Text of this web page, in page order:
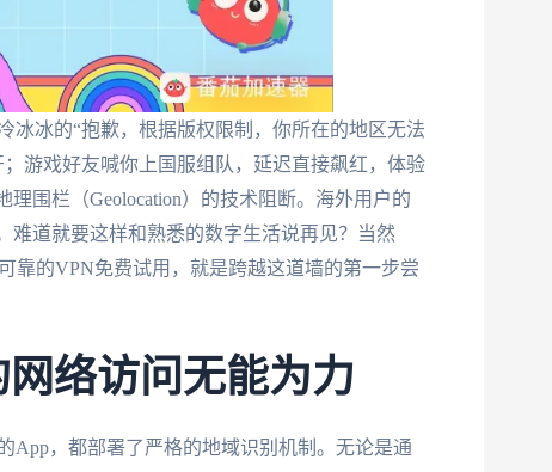
冰冰的“抱歉，根据版权限制，你所在的地区无法
游戏好友喊你上国服组队，延迟直接飙红，体验
围栏（Geolocation）的技术阻断。海外用户的
难道就要这样和熟悉的数字生活说再见？当然
的VPN免费试用，就是跨越这道墙的第一步尝
络访问无能为力
App，都部署了严格的地域识别机制。无论是通